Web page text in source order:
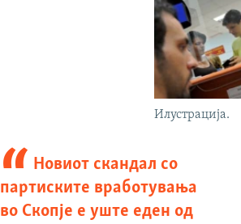
Илустрација.
Новиот скандал со
партиските вработувања
во Скопје е уште еден од